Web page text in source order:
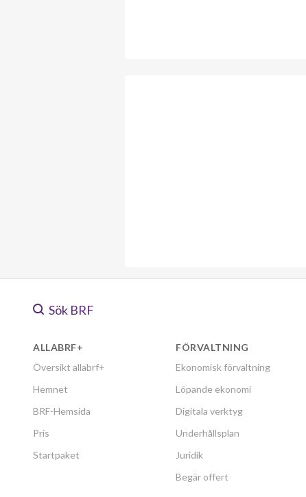
Sök BRF
ALLABRF+
Översikt allabrf+
Hemnet
BRF-Hemsida
Pris
Startpaket
FÖRVALTNING
Ekonomisk förvaltning
Löpande ekonomi
Digitala verktyg
Underhållsplan
Juridik
Begär offert